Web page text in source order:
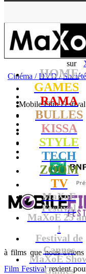
HOME
GAMES
RAMA
BULLES
KISSA
STYLE
TECH
ZOOM
TV
MaXoE
Festival
MaXoE 25
!
Festival de
Cannes
MaXoE
Games
– 60 films
-
sur
Cinéma / DVD/Société
Mobile Film Festival
à films que nous avions
Film Festivalrevient